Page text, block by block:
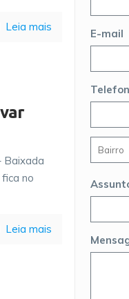
Leia mais
Baixada
no
Leia mais
E-mail